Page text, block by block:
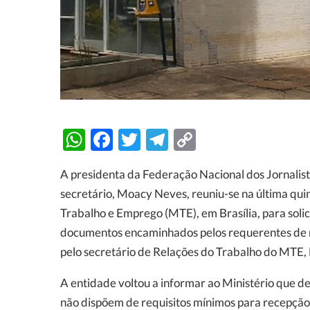
WhatsApp
Facebook
TwitterTelegram
A presidenta da Federação Nacional dos
secretário, Moacy Neves, reuniu-se na última
Trabalho e Emprego (MTE), em Brasília, para
documentos encaminhados pelos requerentes
pelo secretário de Relações do Trabalho do
A entidade voltou a informar ao Ministério que
não dispõem de requisitos mínimos para